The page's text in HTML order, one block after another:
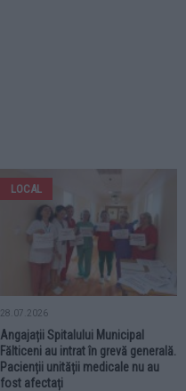
LOCAL
28.07.2026
Angajații Spitalului Municipal
Fălticeni au intrat în grevă generală.
Pacienții unității medicale nu au
fost afectați